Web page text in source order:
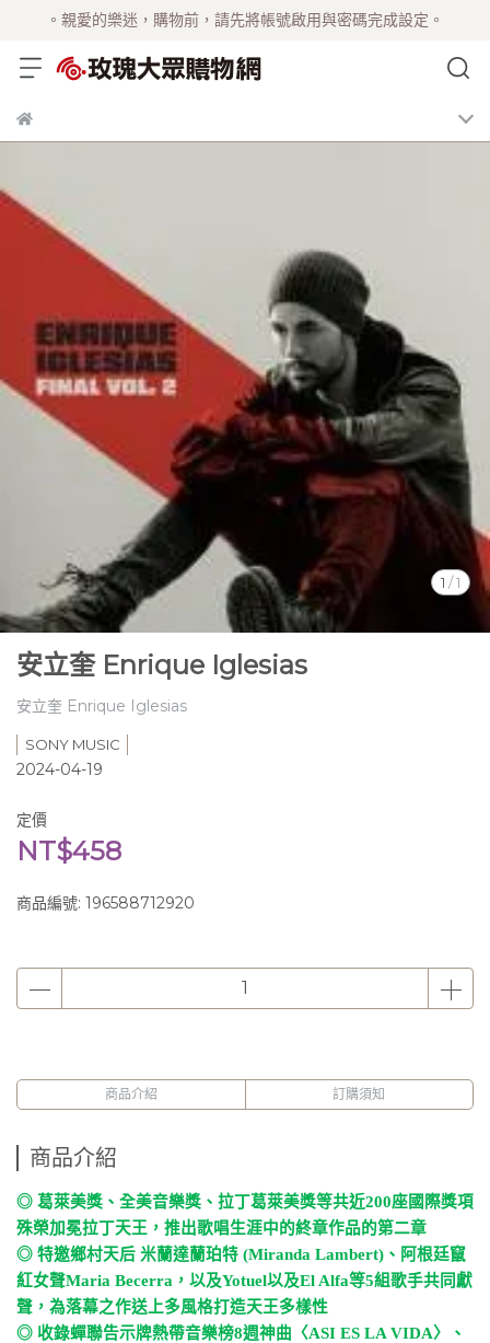
。親愛的樂迷，購物前，請先將帳號啟用與密碼完成設定。
1 /1
安立奎 Enrique Iglesias
安立奎 Enrique Iglesias
SONY MUSIC
2024-04-19
定價
NT$458
商品編號: 196588712920
商品介紹 訂購須知
商品介紹
◎ 葛萊美獎、全美音樂獎、拉丁葛萊美獎等共近200座國際獎項
殊榮加冕拉丁天王，推出歌唱生涯中的終章作品的第二章
◎ 特邀鄉村天后 米蘭達蘭珀特 (Miranda Lambert) 、阿根廷竄
紅女聲Maria Becerra ，以及Yotuel以及El Alfa等5組歌手共同獻
聲，為落幕之作送上多風格打造天王多樣性
◎ 收錄蟬聯告示牌熱帶音樂榜8週神曲〈ASI ES LA VIDA〉、